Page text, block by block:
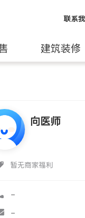
联系
建筑装修
向医师
暂无商家福利
-
-